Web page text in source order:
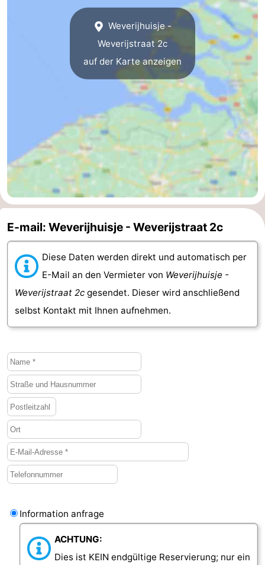
Weverijhuisje -
Weverijstraat 2c
auf der Karte anzeigen
E-mail: Weverijhuisje - Weverijstraat 2c
Diese Daten werden direkt und automatisch per
E-Mail an den Vermieter von Weverijhuisje -
Weverijstraat 2c gesendet. Dieser wird anschließend
selbst Kontakt mit Ihnen aufnehmen.
Information anfrage
ACHTUNG:
Dies ist KEIN endgültige Reservierung; nur ein